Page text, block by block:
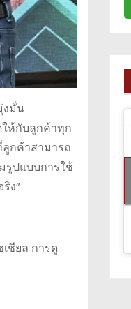
งมั่น
ห้กับลูกค้าทุก
ลูกค้าสามารถ
รูปแบบการใช้
ง”
ชียล การดู